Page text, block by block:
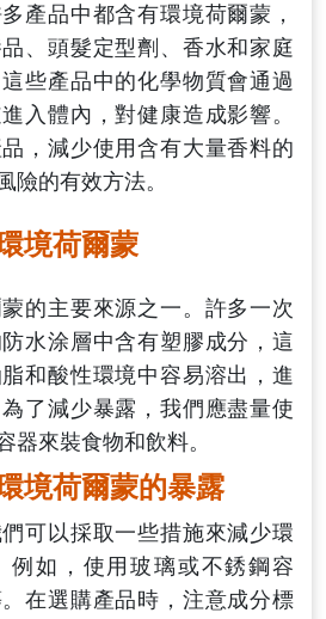
產品中都含有環境荷爾蒙，
、頭髮定型劑、香水和家庭
些產品中的化學物質會通過
入體內，對健康造成影響。
，減少使用含有大量香料的
險的有效方法。
境荷爾蒙
的主要來源之一。許多一次
水涂層中含有塑膠成分，這
和酸性環境中容易溶出，進
了減少暴露，我們應盡量使
器來裝食物和飲料。
境荷爾蒙的暴露
可以採取一些措施來減少環
例如，使用玻璃或不銹鋼容
在選購產品時，注意成分標